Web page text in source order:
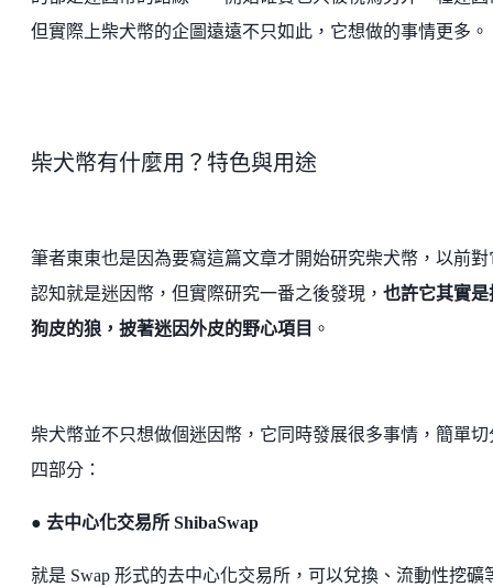
但實際上柴犬幣的企圖遠遠不只如此，它想做的事情更多。
柴犬幣有什麼用？特色與用途
筆者東東也是因為要寫這篇文章才開始研究柴犬幣，以前對
認知就是迷因幣，但實際研究一番之後發現， 也許它其實是
狗皮的狼，披著迷因外皮的野心項目 。
柴犬幣並不只想做個迷因幣，它同時發展很多事情，簡單切
四部分：
● 去中心化交易所 ShibaSwap
就是 Swap 形式的去中心化交易所，可以兌換、流動性挖礦